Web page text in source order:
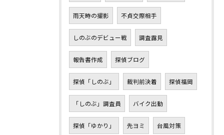
雨天時の撮影 不貞交際相手
しのぶのデビュー戦 調査露見
報告書作成 探偵ブログ
探偵「しのぶ」 裁判前決着 探偵福岡
「しのぶ」調査員 バイク出動
探偵「ゆかり」 先ヨミ 台風対策